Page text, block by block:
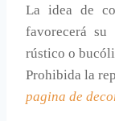
La idea de
favorecerá
rústico o
Prohibida la
pagina de